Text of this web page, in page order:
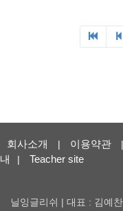
회사소개 | 이용약관 |
내
| Teacher site
닐잉글리쉬 | 대표 : 김예